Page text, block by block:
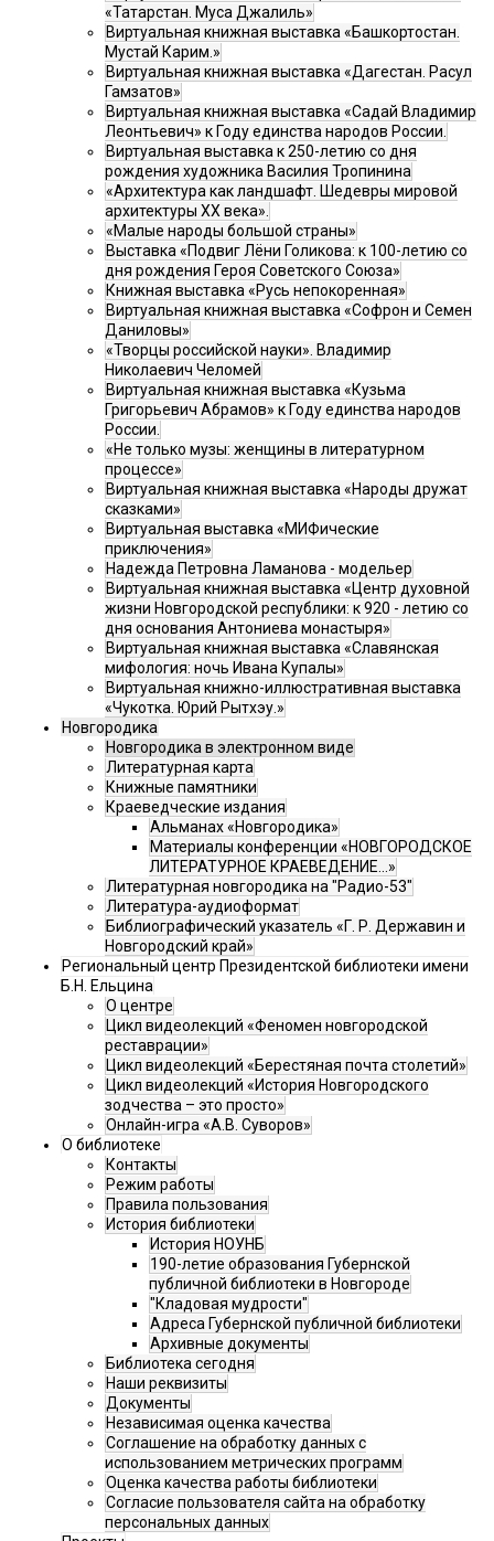
«Татарстан. Муса Джалиль»
Виртуальная книжная выставка «Башкортостан.
Мустай Карим.»
Виртуальная книжная выставка «Дагестан. Расул
Гамзатов»
Виртуальная книжная выставка «Садай Владимир
Леонтьевич» к Году единства народов России.
Виртуальная выставка к 250-летию со дня
рождения художника Василия Тропинина
«Архитектура как ландшафт. Шедевры мировой
архитектуры XX века».
«Малые народы большой страны»
Выставка «Подвиг Лёни Голикова: к 100-летию со
дня рождения Героя Советского Союза»
Книжная выставка «Русь непокоренная»
Виртуальная книжная выставка «Софрон и Семен
Даниловы»
«Творцы российской науки». Владимир
Николаевич Челомей
Виртуальная книжная выставка «Кузьма
Григорьевич Абрамов» к Году единства народов
России.
«Не только музы: женщины в литературном
процессе»
Виртуальная книжная выставка «Народы дружат
сказками»
Виртуальная выставка «МИФические
приключения»
Надежда Петровна Ламанова - модельер
Виртуальная книжная выставка «Центр духовной
жизни Новгородской республики: к 920 - летию со
дня основания Антониева монастыря»
Виртуальная книжная выставка «Славянская
мифология: ночь Ивана Купалы»
Виртуальная книжно-иллюстративная выставка
«Чукотка. Юрий Рытхэу.»
Новгородика
Новгородика в электронном виде
Литературная карта
Книжные памятники
Краеведческие издания
Альманах «Новгородика»
Материалы конференции «НОВГОРОДСКОЕ
ЛИТЕРАТУРНОЕ КРАЕВЕДЕНИЕ...»
Литературная новгородика на "Радио-53"
Литература-аудиоформат
Библиографический указатель «Г. Р. Державин и
Новгородский край»
Региональный центр Президентской библиотеки имени
Б.Н. Ельцина
О центре
Цикл видеолекций «Феномен новгородской
реставрации»
Цикл видеолекций «Берестяная почта столетий»
Цикл видеолекций «История Новгородского
зодчества – это просто»
Онлайн-игра «А.В. Суворов»
О библиотеке
Контакты
Режим работы
Правила пользования
История библиотеки
История НОУНБ
190-летие образования Губернской
публичной библиотеки в Новгороде
"Кладовая мудрости"
Адреса Губернской публичной библиотеки
Архивные документы
Библиотека сегодня
Наши реквизиты
Документы
Независимая оценка качества
Соглашение на обработку данных с
использованием метрических программ
Оценка качества работы библиотеки
Согласие пользователя сайта на обработку
персональных данных